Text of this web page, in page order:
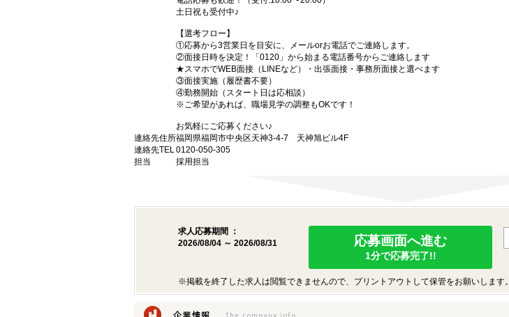
土日祝も受付中♪
【選考フロー】
①応募から3営業日を目安に、メールorお電話でご連絡します。
②面接日時を決定！「0120」から始まる電話番号からご連絡します
★スマホでWEB面接（LINEなど）・出張面接・事務所面接と選べます
③面接実施（履歴書不要）
④勤務開始（スタート日は応相談）
※ご希望があれば、職場見学の調整もOKです！
お気軽にご応募ください♪
連絡先住所福岡県福岡市中央区天神3-4-7 天神旭ビル4F
連絡先TEL0120-050-305
担当
採用担当
求人応募期間 ：
2026/08/04 ～ 2026/08/31
応募画面へ進む
1分で応募完了!!
※掲載を終了した求人は閲覧できませんので、プリントアウトして保管をお願いします。